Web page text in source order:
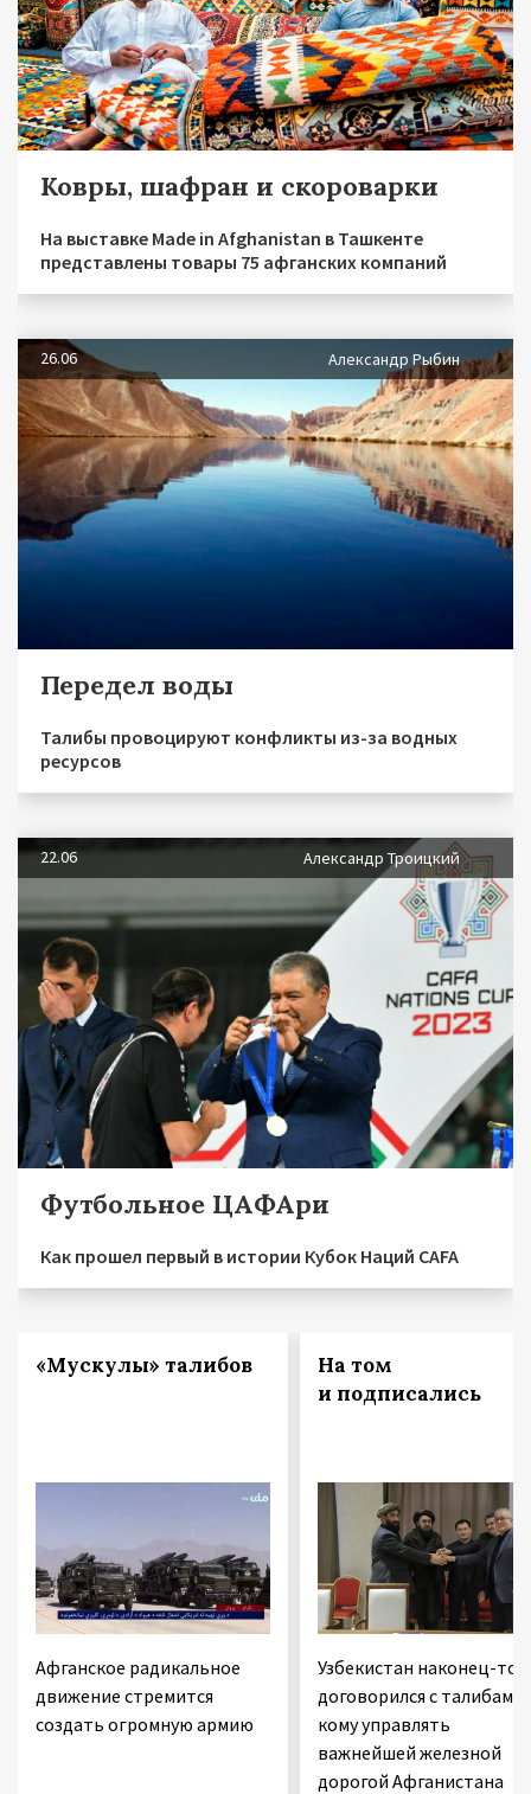
Ковры, шафран и скороварки
На выставке Made in Afghanistan в Ташкенте
представлены товары 75 афганских компаний
26.06 Александр Рыбин
Передел воды
Талибы провоцируют конфликты из-за водных
ресурсов
22.06 Александр Троицкий
Футбольное ЦАФАри
Как прошел первый в истории Кубок Наций CAFA
«Мускулы» талибов
Афганское радикальное
движение стремится
создать огромную армию
На том
и подписались
Узбекистан наконец-то
договорился с талибами,
кому управлять
важнейшей железной
дорогой Афганистана